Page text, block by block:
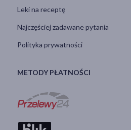
Leki na receptę
Najczęściej zadawane pytania
Polityka prywatności
METODY PŁATNOŚCI